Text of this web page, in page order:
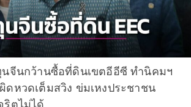
จีนกว้านซื้อที่ดินเขตอีอีซี ทำนิคมฯ
ดหวดเต็มสวิง ข่มเหงประชาชน